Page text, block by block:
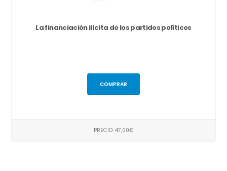
La financiación ilícita de los partidos políticos
COMPRAR
PRECIO: 47,00€